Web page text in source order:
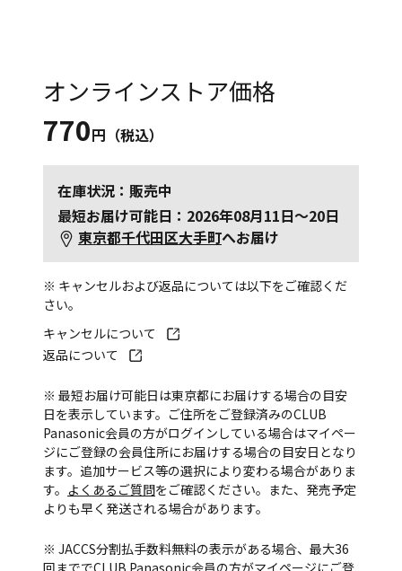
オンラインストア価格
770円（税込）
在庫状況：販売中
最短お届け可能日：2026年08月11日～20日
東京都千代田区大手町へお届け
※ キャンセルおよび返品については以下をご確認くだ
さい。
キャンセルについて
返品について
※ 最短お届け可能日は東京都にお届けする場合の目安
日を表示しています。ご住所をご登録済みのCLUB
Panasonic会員の方がログインしている場合はマイペー
ジにご登録の会員住所にお届けする場合の目安日となり
ます。追加サービス等の選択により変わる場合がありま
す。 よくあるご質問をご確認ください。また、発売予定
よりも早く発送される場合があります。
※ JACCS分割払手数料無料の表示がある場合、最大36
回まででCLUB Panasonic会員の方がマイページにご登